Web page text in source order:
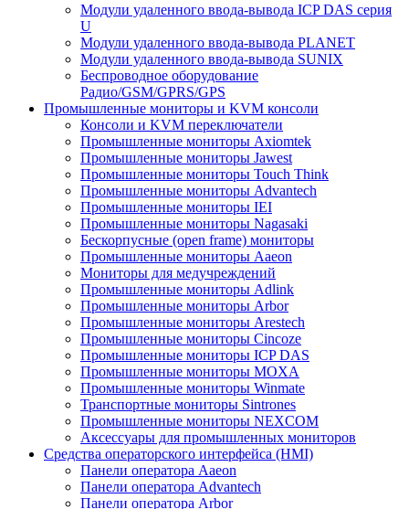
Модули удаленного ввода-вывода ICP DAS серия
U
Модули удаленного ввода-вывода PLANET
Модули удаленного ввода-вывода SUNIX
Беспроводное оборудование
Радио/GSM/GPRS/GPS
Промышленные мониторы и KVM консоли
Консоли и KVM переключатели
Промышленные мониторы Axiomtek
Промышленные мониторы Jawest
Промышленные мониторы Touch Think
Промышленные мониторы Advantech
Промышленные мониторы IEI
Промышленные мониторы Nagasaki
Бескорпусные (open frame) мониторы
Промышленные мониторы Aaeon
Мониторы для медучреждений
Промышленные мониторы Adlink
Промышленные мониторы Arbor
Промышленные мониторы Arestech
Промышленные мониторы Cincoze
Промышленные мониторы ICP DAS
Промышленные мониторы MOXA
Промышленные мониторы Winmate
Транспортные мониторы Sintrones
Промышленные мониторы NEXCOM
Аксессуары для промышленных мониторов
Средства операторского интерфейса (HMI)
Панели оператора Aaeon
Панели оператора Advantech
Панели оператора Arbor